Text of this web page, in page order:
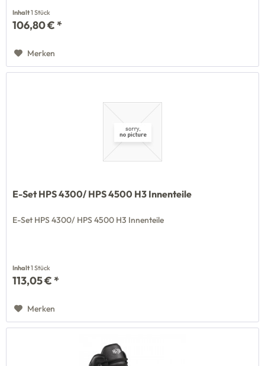
Inhalt1 Stück
106,80 € *
Merken
E-Set HPS 4300/ HPS 4500 H3 Innenteile
E-Set HPS 4300/ HPS 4500 H3 Innenteile
Inhalt1 Stück
113,05 € *
Merken